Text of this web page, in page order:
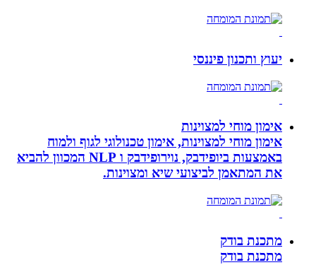
יעוץ ותכנון פיננסי
אימון מוחי למצוינות
אימון מוחי למצוינות, אימון טכנולוגי לגוף ולמוח
באמצעות ביופידבק, נוירופידבק ו NLP המכוון להביא
את המתאמן לביצועי שיא ומצוינות.
מתכנת בודק
מתכנת בודק